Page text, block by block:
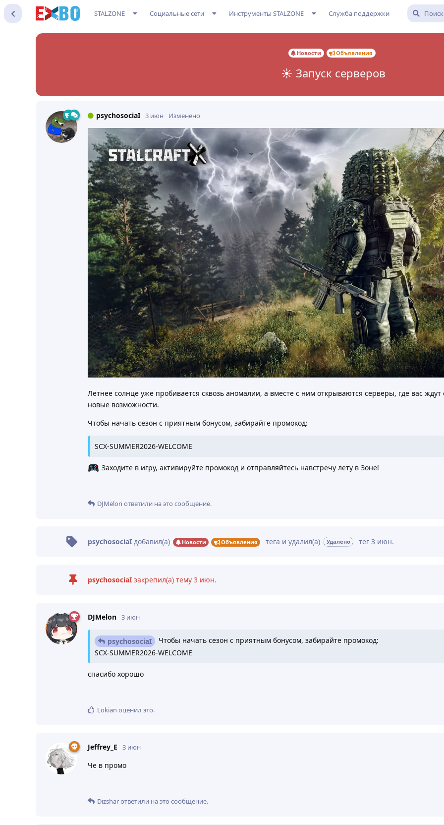
STALZONE Социальные сети Инструменты STALZONE Служба поддержки
Новости Объявления
☀️ Запуск серверов
psychosociaI 3 июн Изменено
Летнее солнце уже пробивается сквозь аномалии, а вместе с ним открываются серверы, где вас
новые возможности.
Чтобы начать сезон с приятным бонусом, забирайте промокод:
SCX-SUMMER2026-WELCOME
Заходите в игру, активируйте промокод и отправляйтесь навстречу лету в Зоне!
DJMelon ответили на это сообщение.
psychosociaI добавил(а) Новости Объявления тега и удалил(а) Удалено тег 3 июн.
psychosociaI закрепил(а) тему 3 июн.
DJMelon 3 июн
psychosociaI
Чтобы начать сезон с приятным бонусом, забирайте промокод:
SCX-SUMMER2026-WELCOME
спасибо хорошо
Lokian оценил это.
Jeffrey_E 3 июн
Че в промо
Dizsharответили на это сообщение.